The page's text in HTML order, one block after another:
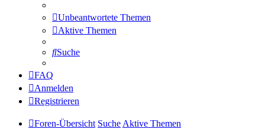
Unbeantwortete Themen
Aktive Themen
Suche
FAQ
Anmelden
Registrieren
Foren-Übersicht SucheAktive Themen